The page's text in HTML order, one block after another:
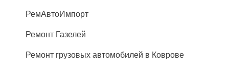
РемАвтоИмпорт
Ремонт Газелей
Ремонт грузовых автомобилей в Коврове